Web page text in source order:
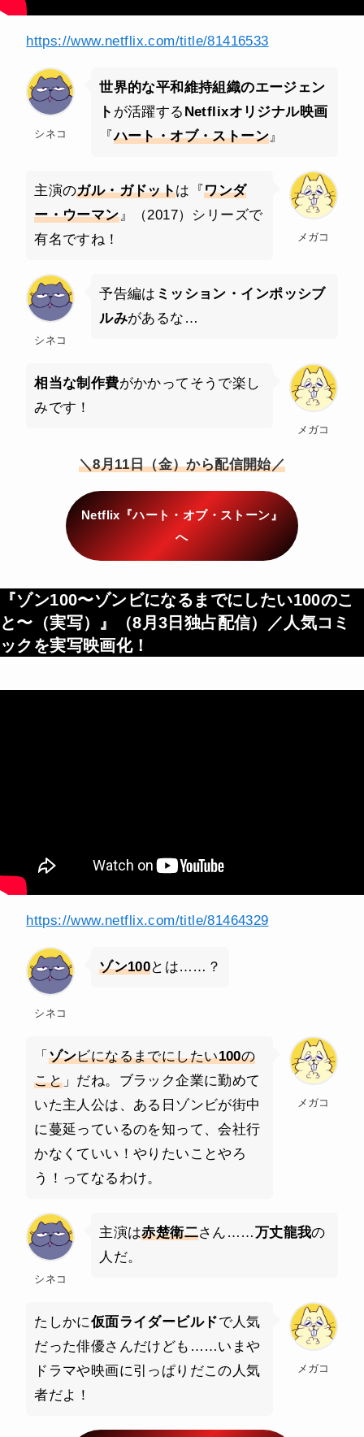
https://www.netflix.com/title/81416533
シネコ
世界的な平和維持組織のエージェン
ト が活躍する Netflixオリジナル映画
『ハート・オブ・ストーン』
メガコ
主演のガル・ガドットは『ワンダ
ー・ウーマン』（2017）シリーズで
有名ですね！
シネコ
予告編は ミッション・インポッシブ
ルみがあるな…
メガコ
相当な制作費がかかってそうで楽し
みです！
＼8月11日（金）から配信開始／
Netflix『ハート・オブ・ストーン』
へ
『ゾン100〜ゾンビになるまでにしたい100のこ
と〜（実写）』（8月3日独占配信）／人気コミ
ックを実写映画化！
https://www.netflix.com/title/81464329
シネコ
ゾン100とは……？
メガコ
「 ゾンビになるまでにしたい100の
こと 」だね。ブラック企業に勤めて
いた主人公は、ある日ゾンビが街中
に蔓延っているのを知って、会社行
かなくていい！やりたいことやろ
う！ってなるわけ。
シネコ
主演は赤楚衛二さん……万丈龍我の
人だ。
メガコ
たしかに仮面ライダービルドで人気
だった俳優さんだけども……いまや
ドラマや映画に引っぱりだこの人気
者だよ！